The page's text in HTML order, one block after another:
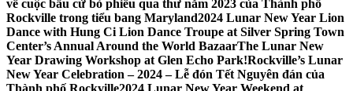
về cuộc bầu cử bỏ phiếu qua thư năm 2023 của Thành phố
Rockville trong tiểu bang Maryland2024 Lunar New Year Lion
Dance with Hung Ci Lion Dance Troupe at Silver Spring Town
Center’s Annual Around the World BazaarThe Lunar New
Year Drawing Workshop at Glen Echo Park!Rockville’s Lunar
New Year Celebration – 2024 – Lễ đón Tết Nguyên đán của
Thành phố Rockville2024 Lunar New Year Weekend at